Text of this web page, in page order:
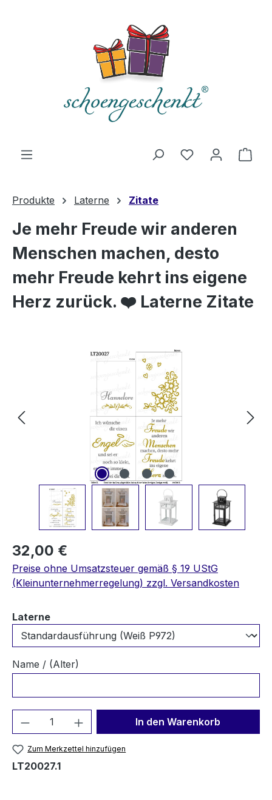
Du hast 0
Produkte Laterne Zitate
Je mehr Freude wir anderen
Menschen machen, desto
mehr Freude kehrt ins eigene
Herz zurück. ❤️ Laterne Zitate
Bildergalerie überspringen
32,00 €
Preise ohne Umsatzsteuer gemäß § 19 UStG
(Kleinunternehmerregelung) zzgl. Versandkosten
Laterneauswählen
Name / (Alter)
Produkt Anzahl: Gib denIn den Warenkorb
Zum Merkzettel hinzufügen
LT20027.1